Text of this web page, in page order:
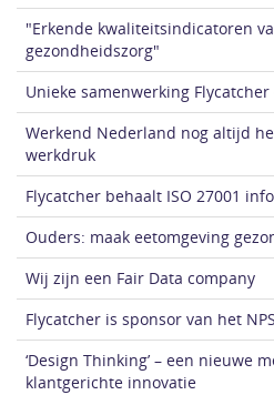
"Erkende kwaliteitsindicatoren
gezondheidszorg"
Unieke samenwerking
Werkend Nederland nog altijd
werkdruk
Flycatcher behaalt ISO 27001
Ouders: maak eetomgeving
Wij zijn een Fair Data company
Flycatcher is sponsor van het
‘Design Thinking’ – een nieuwe
klantgerichte innovatie